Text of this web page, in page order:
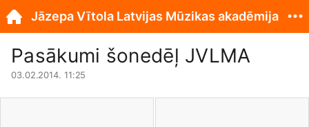
Pasākumi šonedēļ JVLMA
03.02.2014. 11:25
Jāzepa Vītola Latvijas Mūzikas akadēmija